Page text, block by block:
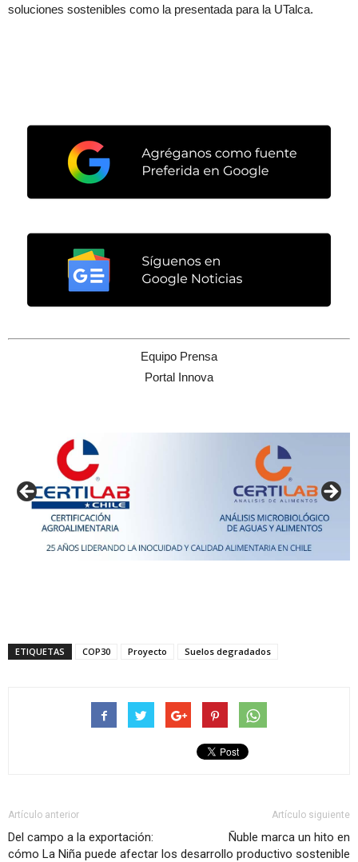
soluciones sostenibles como la presentada para la UTalca.
Equipo Prensa
Portal Innova
ETIQUETAS COP30 Proyecto Suelos degradados
Artículo anterior
Del campo a la exportación:
cómo La Niña puede afectar los
Artículo siguiente
Ñuble marca un hito en
desarrollo productivo sostenible